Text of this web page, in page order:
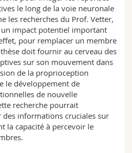
le long de la voie neuronale
les recherches du Prof. Vetter,
un impact potentiel important
pour remplacer un membre
doit fournir au cerveau des
sur son mouvement dans
de la proprioception
le développement de
de nouvelle
recherche pourrait
informations cruciales sur
la capacité à percevoir le